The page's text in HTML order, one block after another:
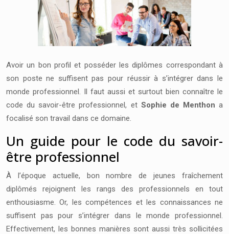
Avoir un bon profil et posséder les diplômes correspondant à
son poste ne suffisent pas pour réussir à s’intégrer dans le
monde professionnel. Il faut aussi et surtout bien connaître le
code du savoir-être professionnel, et Sophie de Menthon a
focalisé son travail dans ce domaine.
Un guide pour le code du savoir-
être professionnel
À l’époque actuelle, bon nombre de jeunes fraîchement
diplômés rejoignent les rangs des professionnels en tout
enthousiasme. Or, les compétences et les connaissances ne
suffisent pas pour s’intégrer dans le monde professionnel.
Effectivement, les bonnes manières sont aussi très sollicitées